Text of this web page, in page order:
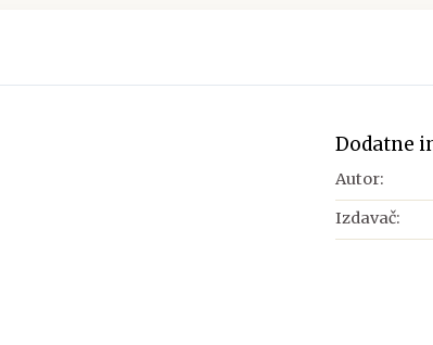
Dodatne
Autor:
Izdavač: